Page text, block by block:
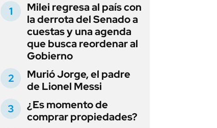
Milei regresa al país con
la derrota del Senado a
cuestas y una agenda
que busca reordenar al
Gobierno
Murió Jorge, el padre
de Lionel Messi
¿Es momento de
comprar propiedades?